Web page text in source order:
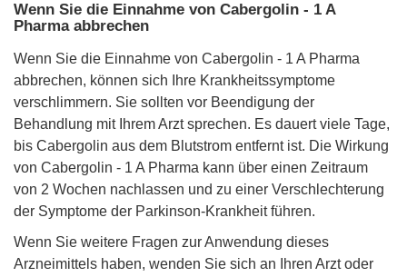
Wenn Sie die Einnahme von Cabergolin - 1 A
Pharma abbrechen
Wenn Sie die Einnahme von Cabergolin - 1 A Pharma
abbrechen, können sich Ihre Krankheitssymptome
verschlimmern. Sie sollten vor Beendigung der
Behandlung mit Ihrem Arzt sprechen. Es dauert viele Tage,
bis Cabergolin aus dem Blutstrom entfernt ist. Die Wirkung
von Cabergolin - 1 A Pharma kann über einen Zeitraum
von 2 Wochen nachlassen und zu einer Verschlechterung
der Symptome der Parkinson-Krankheit führen.
Wenn Sie weitere Fragen zur Anwendung dieses
Arzneimittels haben, wenden Sie sich an Ihren Arzt oder